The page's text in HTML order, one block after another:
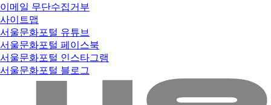
이메일 무단수집거부
사이트맵
서울문화포털 유튜브
서울문화포털 페이스북
서울문화포털 인스타그램
서울문화포털 블로그